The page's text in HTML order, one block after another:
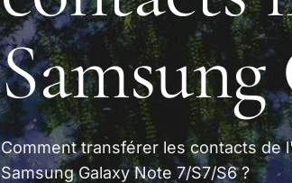
Comment transférer les contacts de
Samsung Galaxy Note 7/S7/S6 ?